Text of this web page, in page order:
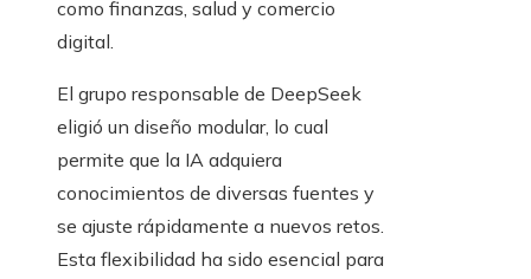
como finanzas, salud y comercio
digital.
El grupo responsable de DeepSeek
eligió un diseño modular, lo cual
permite que la IA adquiera
conocimientos de diversas fuentes y
se ajuste rápidamente a nuevos retos.
Esta flexibilidad ha sido esencial para